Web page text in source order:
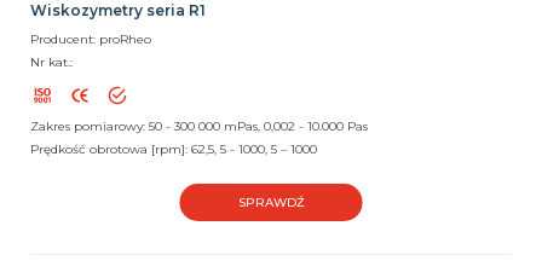
Wiskozymetry seria R1
Producent: proRheo
Nr kat.:
Zakres pomiarowy: 50 - 300 000 mPas, 0,002 - 10.000 Pas
Prędkość obrotowa [rpm]: 62,5, 5 - 1000, 5 – 1000
SPRAWDŹ